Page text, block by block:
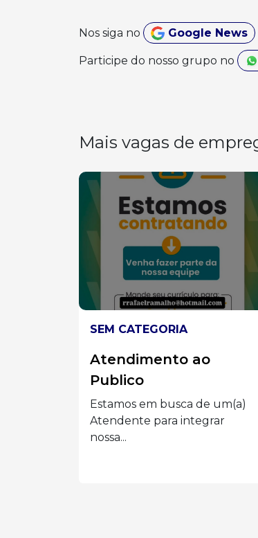
Nos siga no Google News
Participe do nosso grupo no
Mais vagas de
SEM CATEGORIA
Auxiliar administrado
Graduação completa ou
cursando Administração,
Processos Gerenciais e áreas...